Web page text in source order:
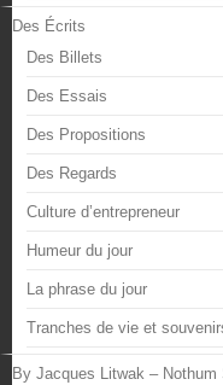
Des Écrits
Des Billets
Des Essais
Des Propositions
Des Regards
Culture d’entrepreneur
Humeur du jour
La phrase du jour
Tranches de vie et
By Jacques Litwak – Nothum